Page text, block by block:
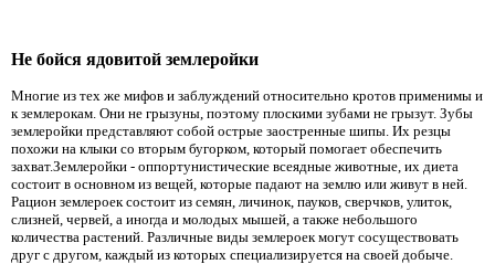
Не бойся ядовитой землеройки
Многие из тех же мифов и заблуждений относительно кротов применимы и
к землерокам. Они не грызуны, поэтому плоскими зубами не грызут. Зубы
землеройки представляют собой острые заостренные шипы. Их резцы
похожи на клыки со вторым бугорком, который помогает обеспечить
захват.Землеройки - оппортунистические всеядные животные, их диета
состоит в основном из вещей, которые падают на землю или живут в ней.
Рацион землероек состоит из семян, личинок, пауков, сверчков, улиток,
слизней, червей, а иногда и молодых мышей, а также небольшого
количества растений. Различные виды землероек могут сосуществовать
друг с другом, каждый из которых специализируется на своей добыче.